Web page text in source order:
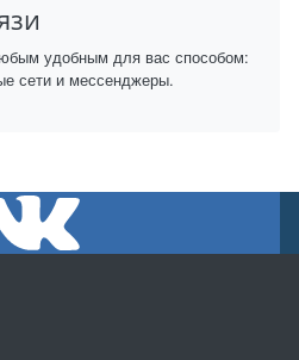
удобным для вас способом:
сети и мессенджеры.